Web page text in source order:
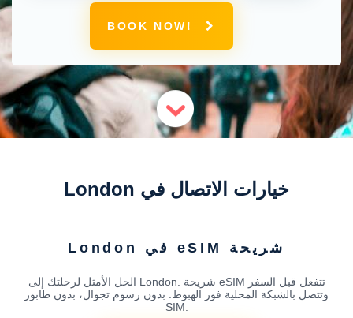
BOOK NOW!
خيارات الاتصال في London
شريحة eSIM في London
الحل الأمثل لرحلتك إلى London. شريحة eSIM تتفعل قبل السفر
وتتصل بالشبكة المحلية فور الهبوط. بدون رسوم تجوال، بدون طابور
SIM.